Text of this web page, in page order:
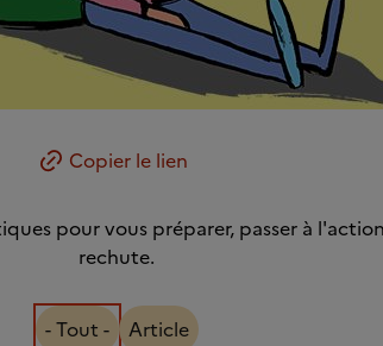
Copier le lien
pour vous préparer, passer à
rechute.
- Tout - Article